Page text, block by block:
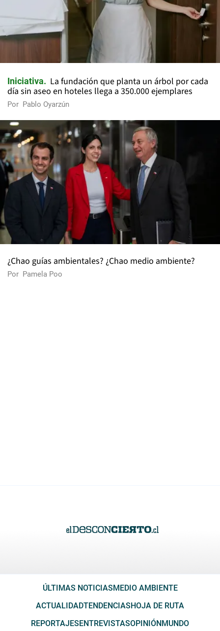
Iniciativa
La fundación que planta un árbol por cada
día sin aseo en hoteles llega a 350.000 ejemplares
Por Pablo Oyarzún
¿Chao guías ambientales? ¿Chao medio ambiente?
Por Pamela Poo
ÚLTIMAS NOTICIASMEDIO AMBIENTE
ACTUALIDADTENDENCIASHOJA DE RUTA
REPORTAJESENTREVISTASOPINIÓNMUNDO